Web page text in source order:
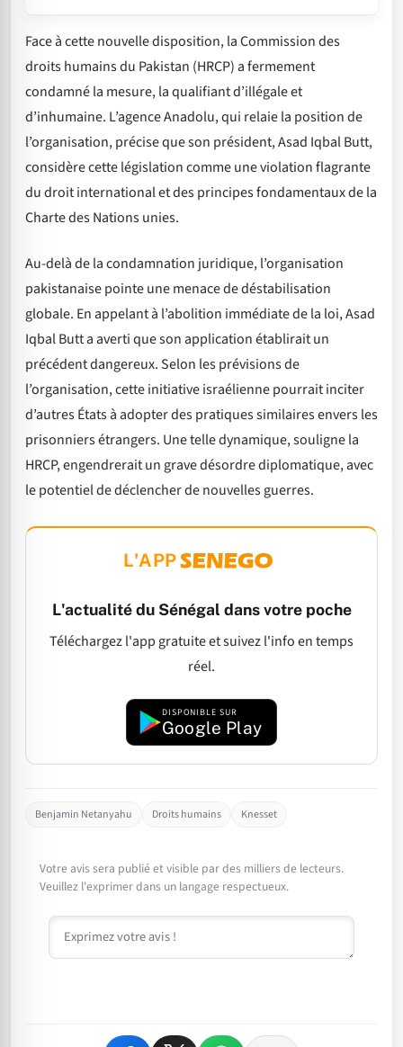
Face à cette nouvelle disposition, la Commission des
droits humains du Pakistan (HRCP) a fermement
condamné la mesure, la qualifiant d’illégale et
d’inhumaine. L’agence Anadolu, qui relaie la position de
l’organisation, précise que son président, Asad Iqbal Butt,
considère cette législation comme une violation flagrante
du droit international et des principes fondamentaux de la
Charte des Nations unies.
Au-delà de la condamnation juridique, l’organisation
pakistanaise pointe une menace de déstabilisation
globale. En appelant à l’abolition immédiate de la loi, Asad
Iqbal Butt a averti que son application établirait un
précédent dangereux. Selon les prévisions de
l’organisation, cette initiative israélienne pourrait inciter
d’autres États à adopter des pratiques similaires envers les
prisonniers étrangers. Une telle dynamique, souligne la
HRCP, engendrerait un grave désordre diplomatique, avec
le potentiel de déclencher de nouvelles guerres.
L'APP
L'actualité du Sénégal dans votre poche
Téléchargez l'app gratuite et suivez l'info en temps
réel.
DISPONIBLE SUR
Google Play
Benjamin Netanyahu Droits humains Knesset
Votre avis sera publié et visible par des milliers de lecteurs.
Veuillez l'exprimer dans un langage respectueux.
Commentaire